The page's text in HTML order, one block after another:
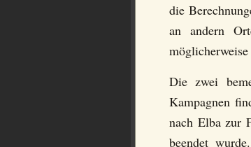
die
an andern
Die zwei
Kampagnen
nach Elba zur
beendet